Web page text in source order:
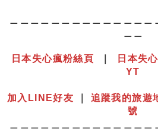
日本失心瘋粉絲頁 日本失
YT
加入LINE好友
追蹤我的旅遊
號